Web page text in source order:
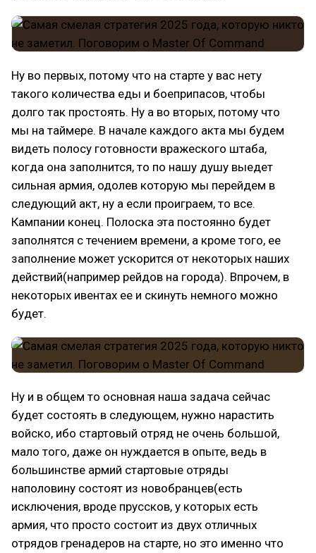
Ну во первых, потому что на старте у вас нету
такого количества еды и боеприпасов, чтобы
долго так простоять. Ну а во вторых, потому что
мы на таймере. В начале каждого акта мы будем
видеть полосу готовности вражеского штаба,
когда она заполнится, то по нашу душу выедет
сильная армия, одолев которую мы перейдем в
следующий акт, ну а если проиграем, то все.
Кампании конец. Полоска эта постоянно будет
заполнятся с течением времени, а кроме того, ее
заполнение может ускорится от некоторых наших
действий(например рейдов на города). Впрочем, в
некоторых ивентах ее и скинуть немного можно
будет.
Ну и в общем то основная наша задача сейчас
будет состоять в следующем, нужно нарастить
войско, ибо стартовый отряд не очень большой,
мало того, даже он нуждается в опыте, ведь в
большинстве армий стартовые отряды
наполовину состоят из новобранцев(есть
исключения, вроде пруссков, у которых есть
армия, что просто состоит из двух отличных
отрядов гренадеров на старте, но это именно что